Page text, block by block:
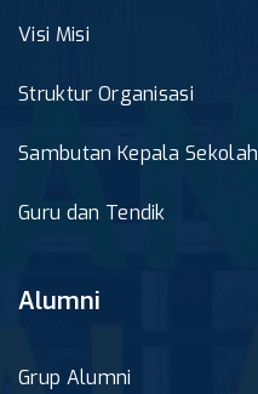
Visi Misi
Struktur Organisasi
Sambutan Kepala Sekolah
Guru dan Tendik
Alumni
Grup Alumni